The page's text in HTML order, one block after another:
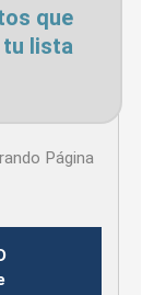
que
tu lista
Página